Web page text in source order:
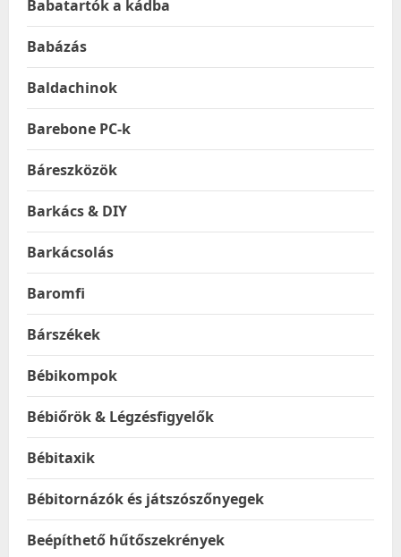
Babatartók a kádba
Babázás
Baldachinok
Barebone PC-k
Báreszközök
Barkács & DIY
Barkácsolás
Baromfi
Bárszékek
Bébikompok
Bébiőrök & Légzésfigyelők
Bébitaxik
Bébitornázók és játszószőnyegek
Beépíthető hűtőszekrények